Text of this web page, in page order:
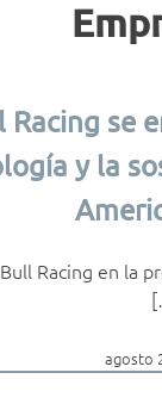
Racing se
y la
Racing en la
agosto